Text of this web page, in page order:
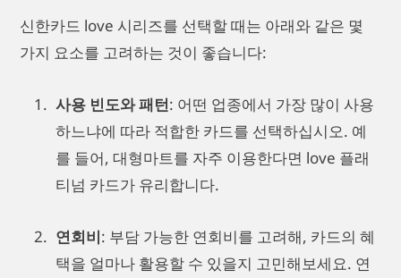
신한카드 love 시리즈를 선택할 때는 아래와 같은 몇
가지 요소를 고려하는 것이 좋습니다:
사용 빈도와 패턴: 어떤 업종에서 가장 많이 사용
하느냐에 따라 적합한 카드를 선택하십시오. 예
를 들어, 대형마트를 자주 이용한다면 love 플래
티넘 카드가 유리합니다.
연회비: 부담 가능한 연회비를 고려해, 카드의 혜
택을 얼마나 활용할 수 있을지 고민해보세요. 연